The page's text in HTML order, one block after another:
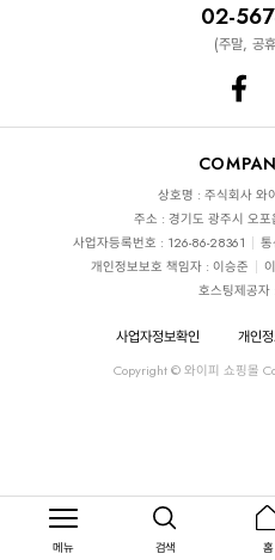
메뉴 검색 홈
02-
(주말, 공
상호명 : 주식회사 와
주소 : 경기도 광주시 오
사업자등록번호 : 126-86-28361
개인정보보호 책임자 : 이승준
호스팅제공
사업자정보확인 개인
Copyright © 와이피 쇼핑몰